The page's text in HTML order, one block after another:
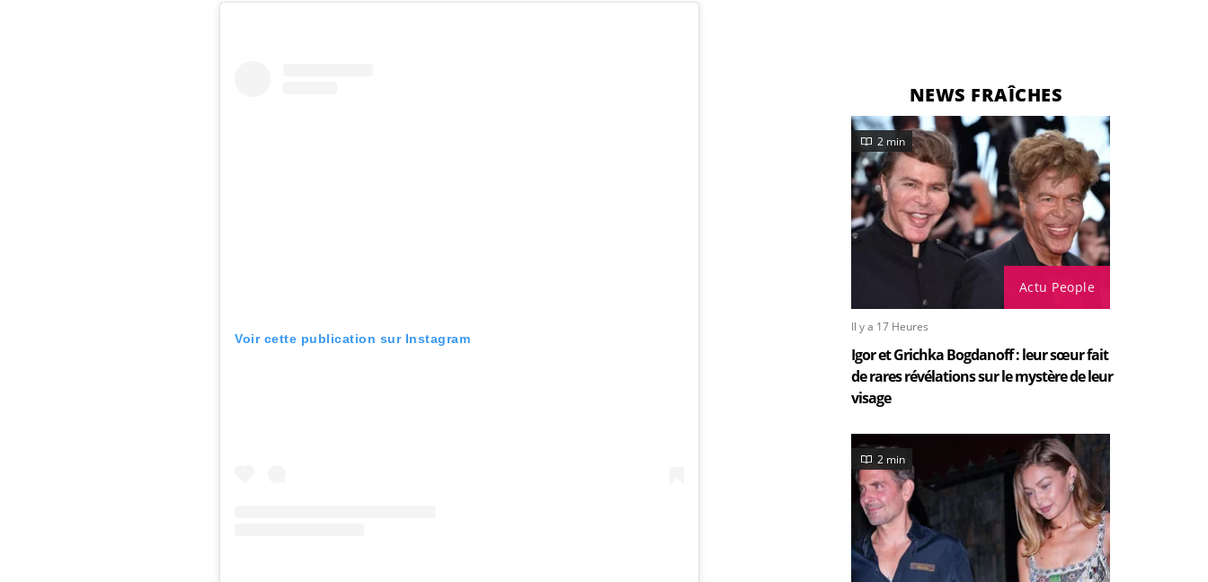
Voir cette publication sur Instagram
NEWS FRAÎCHES
Actu People
2 min
Il y a 17 Heures
Igor et Grichka Bogdanoff : leur sœur fait
de rares révélations sur le mystère de leur
visage
2 min